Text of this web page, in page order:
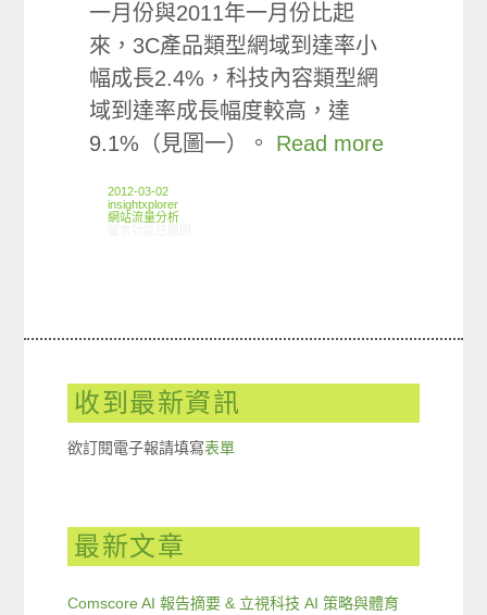
一月份與2011年一月份比起
來，3C產品類型網域到達率小
幅成長2.4%，科技內容類型網
域到達率成長幅度較高，達
9.1%（見圖一）。 Read more
2012-03-02
insightxplorer
網站流量分析
收到最新資訊
欲訂閱電子報請填寫表單
最新文章
Comscore AI 報告摘要 & 立視科技 AI 策略與體育